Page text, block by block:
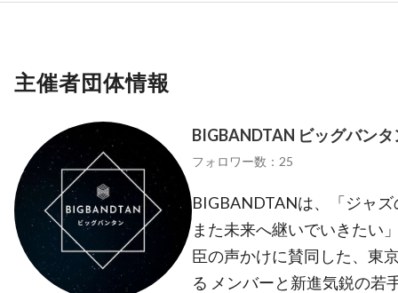
主催者団体情報
BIGBANDTAN ビッグバンタ
フォロワー数：25
BIGBANDTANは、「ジャ
また未来へ継いでいきたい
臣の声かけに賛同した、東
る メンバーと新進気鋭の若